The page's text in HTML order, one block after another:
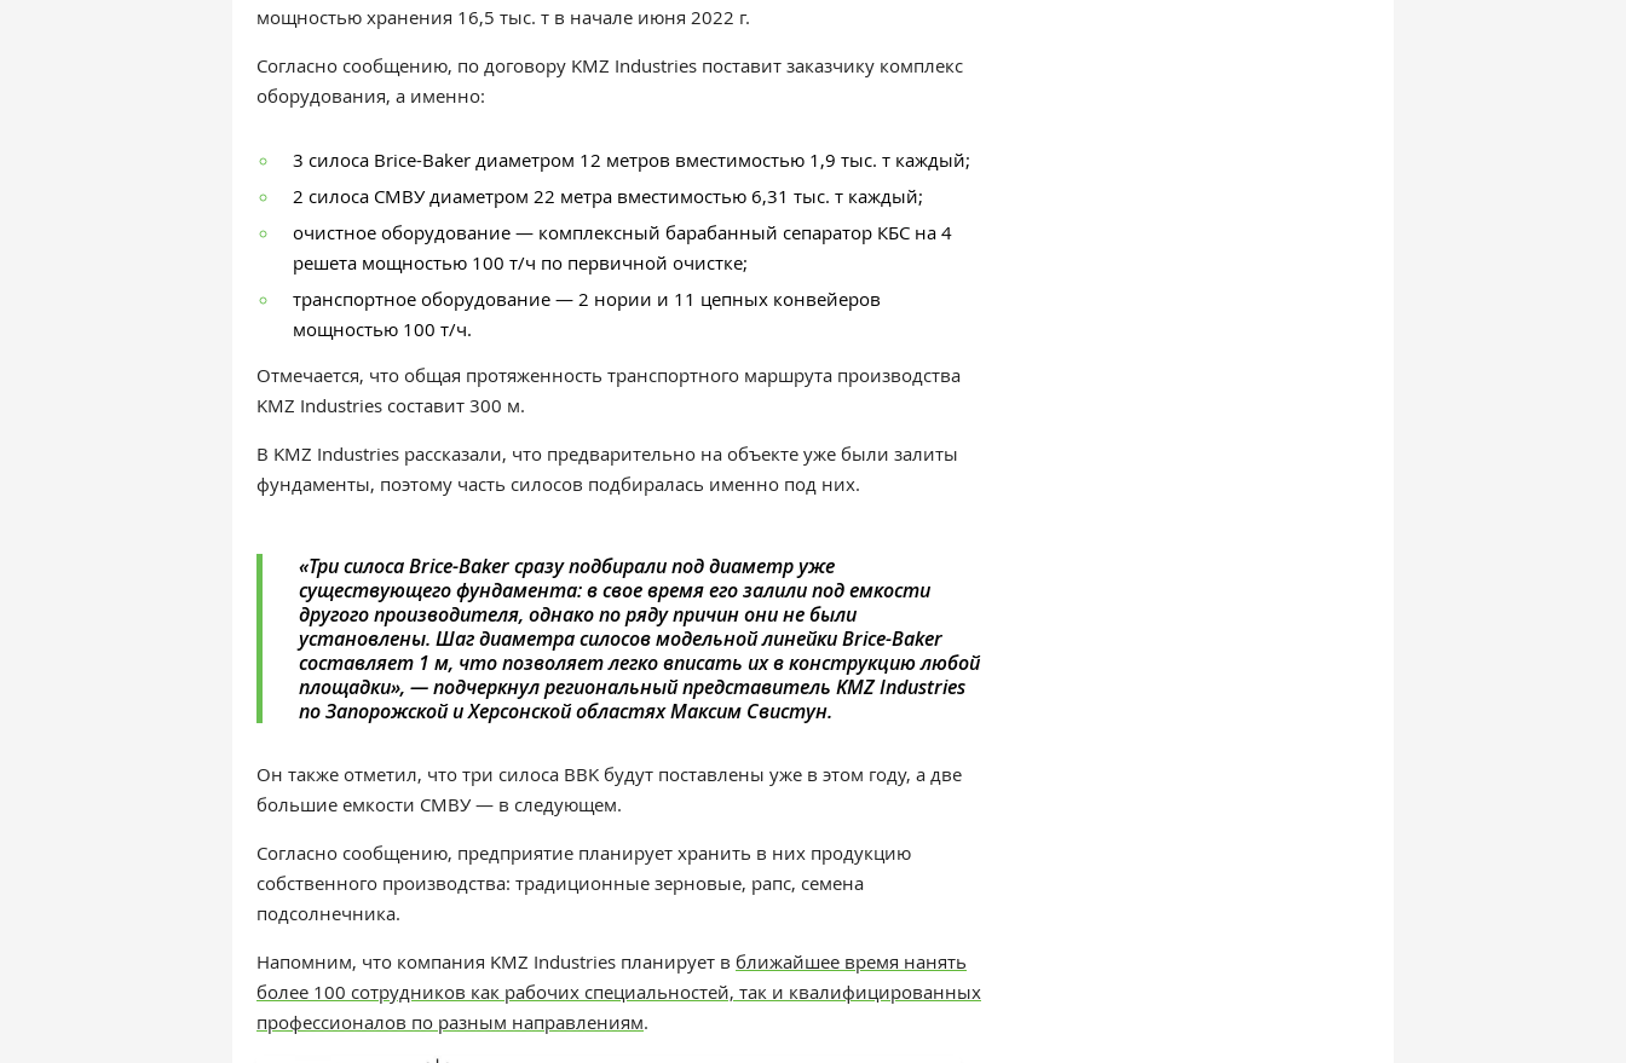
мощностью хранения 16,5 тыс. т в начале июня 2022 г.
Согласно сообщению, по договору KMZ Industries поставит заказчику комплекс
оборудования, а именно:
3 силоса Brice-Baker диаметром 12 метров вместимостью 1,9 тыс. т каждый;
2 силоса СМВУ диаметром 22 метра вместимостью 6,31 тыс. т каждый;
очистное оборудование — комплексный барабанный сепаратор КБС на 4
решета мощностью 100 т/ч по первичной очистке;
транспортное оборудование — 2 нории и 11 цепных конвейеров
мощностью 100 т/ч.
Отмечается, что общая протяженность транспортного маршрута производства
KMZ Industries составит 300 м.
В KMZ Industries рассказали, что предварительно на объекте уже были залиты
фундаменты, поэтому часть силосов подбиралась именно под них.
«Три силоса Brice-Baker сразу подбирали под диаметр уже
существующего фундамента: в свое время его залили под емкости
другого производителя, однако по ряду причин они не были
установлены. Шаг диаметра силосов модельной линейки Brice-Baker
составляет 1 м, что позволяет легко вписать их в конструкцию любой
площадки», — подчеркнул региональный представитель KMZ Industries
по Запорожской и Херсонской областях Максим Свистун.
Он также отметил, что три силоса BBK будут поставлены уже в этом году, а две
большие емкости СМВУ — в следующем.
Согласно сообщению, предприятие планирует хранить в них продукцию
собственного производства: традиционные зерновые, рапс, семена
подсолнечника.
Напомним, что компания KMZ Industries планирует в ближайшее время нанять
более 100 сотрудников как рабочих специальностей, так и квалифицированных
профессионалов по разным направлениям.